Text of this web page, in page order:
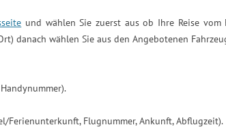
und wählen Sie zuerst aus ob Ihre Reise
danach wählen Sie aus den Angebotenen
Ferienunterkunft, Flugnummer, Ankunft, Abflugzeit).